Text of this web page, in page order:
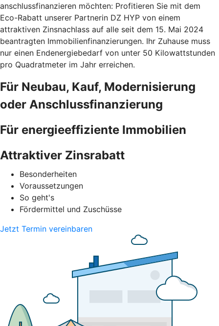
anschlussfinanzieren möchten: Profitieren Sie mit dem
Eco-Rabatt unserer Partnerin DZ HYP von einem
attraktiven Zinsnachlass auf alle seit dem 15. Mai 2024
beantragten Immobilienfinanzierungen. Ihr Zuhause muss
nur einen Endenergiebedarf von unter 50 Kilowattstunden
pro Quadratmeter im Jahr erreichen.
Für Neubau, Kauf, Modernisierung
oder Anschlussfinanzierung
Für energieeffiziente Immobilien
Attraktiver Zinsrabatt
Besonderheiten
Voraussetzungen
So geht's
Fördermittel und Zuschüsse
Jetzt Termin vereinbaren